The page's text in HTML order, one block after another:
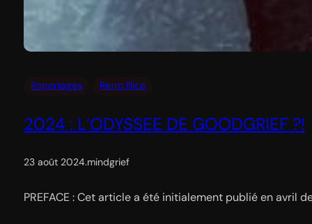
Reportages Retro Illico
2024 : L’ODYSSEE DE GOODGRIEF ?!
23 août 2024.mindgrief
PREFACE : Cet article a été initialement publié en avril